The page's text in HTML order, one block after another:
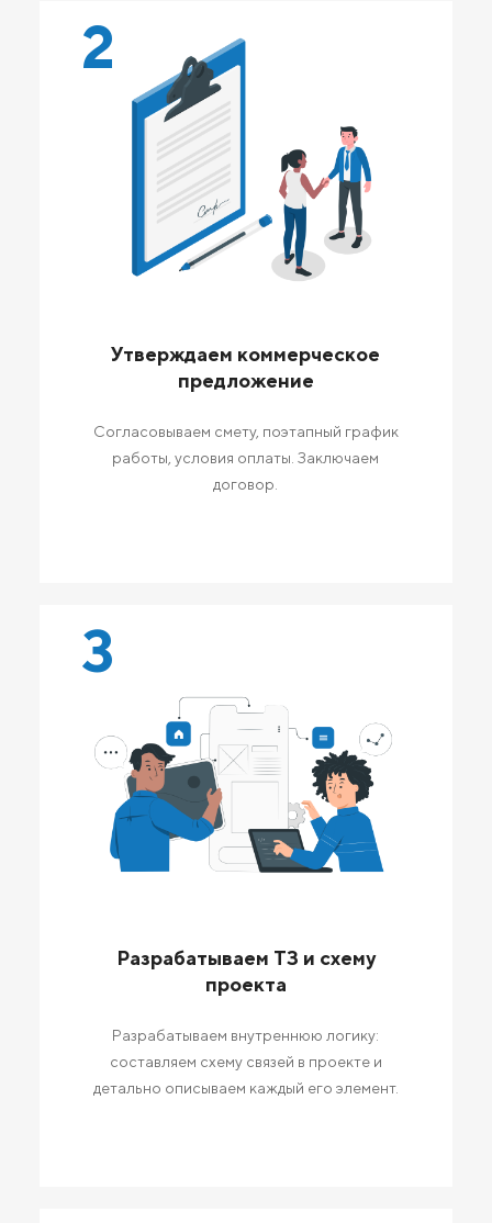
2
Утверждаем коммерческое
предложение
Согласовываем смету, поэтапный график
работы, условия оплаты. Заключаем
договор.
3
Разрабатываем ТЗ и схему
проекта
Разрабатываем внутреннюю логику:
составляем схему связей в проекте и
детально описываем каждый его элемент.